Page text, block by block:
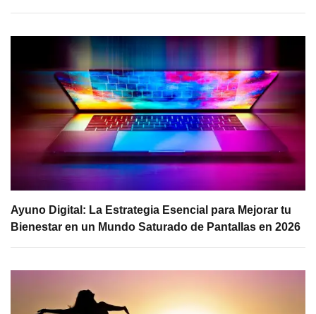
Ayuno Digital: La Estrategia Esencial para Mejorar tu
Bienestar en un Mundo Saturado de Pantallas en 2026